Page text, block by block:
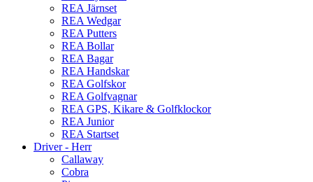
REA Järnset
REA Wedgar
REA Putters
REA Bollar
REA Bagar
REA Handskar
REA Golfskor
REA Golfvagnar
REA GPS, Kikare & Golfklockor
REA Junior
REA Startset
Driver - Herr
Callaway
Cobra